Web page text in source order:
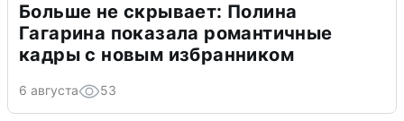
Больше не скрывает: Полина
Гагарина показала романтичные
кадры с новым избранником
6 августа 53